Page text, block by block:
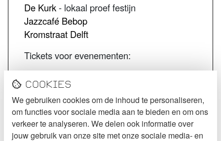
De Kurk- lokaal proef festijn
Jazzcafé Bebop
Kromstraat Delft
Tickets voor evenementen:
De Kurk tickets
Jazzcafé Bebop tickets
VOLG STECK
Cookies
We gebruiken cookies om de inhoud te personaliseren,
om functies voor sociale media aan te bieden en om ons
verkeer te analyseren. We delen ook informatie over
jouw gebruik van onze site met onze sociale media- en